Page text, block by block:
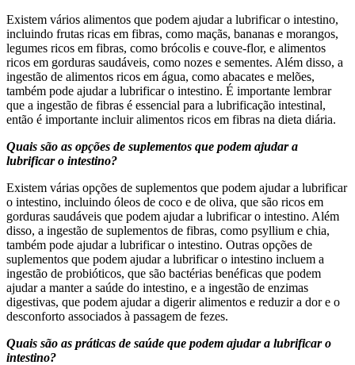
Existem vários alimentos que podem ajudar a lubrificar o intestino,
incluindo frutas ricas em fibras, como maçãs, bananas e morangos,
legumes ricos em fibras, como brócolis e couve-flor, e alimentos
ricos em gorduras saudáveis, como nozes e sementes. Além disso, a
ingestão de alimentos ricos em água, como abacates e melões,
também pode ajudar a lubrificar o intestino. É importante lembrar
que a ingestão de fibras é essencial para a lubrificação intestinal,
então é importante incluir alimentos ricos em fibras na dieta diária.
Quais são as opções de suplementos que podem ajudar a
lubrificar o intestino?
Existem várias opções de suplementos que podem ajudar a lubrificar
o intestino, incluindo óleos de coco e de oliva, que são ricos em
gorduras saudáveis que podem ajudar a lubrificar o intestino. Além
disso, a ingestão de suplementos de fibras, como psyllium e chia,
também pode ajudar a lubrificar o intestino. Outras opções de
suplementos que podem ajudar a lubrificar o intestino incluem a
ingestão de probióticos, que são bactérias benéficas que podem
ajudar a manter a saúde do intestino, e a ingestão de enzimas
digestivas, que podem ajudar a digerir alimentos e reduzir a dor e o
desconforto associados à passagem de fezes.
Quais são as práticas de saúde que podem ajudar a lubrificar o
intestino?